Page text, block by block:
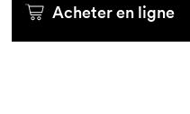
Acheter en ligne